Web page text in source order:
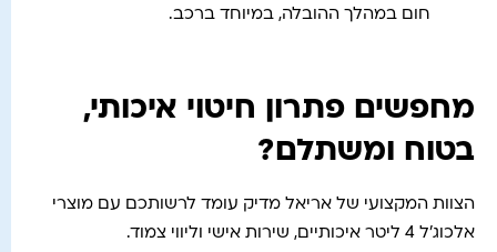
חום במהלך ההובלה, במיוחד ברכב.
מחפשים פתרון חיטוי איכותי,
בטוח ומשתלם?
הצוות המקצועי של אריאל מדיק עומד לרשותכם עם מוצרי
אלכוג'ל 4 ליטר איכותיים, שירות אישי וליווי צמוד.